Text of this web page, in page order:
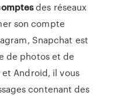
des réseaux
son compte
Snapchat est
de photos et de
Android, il vous
contenant des